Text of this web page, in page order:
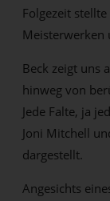
Folgezeit
Meisterwerken
Beck zeigt uns
hinweg von
Jede Falte, ja
Joni Mitchell
dargestellt.
Angesichts